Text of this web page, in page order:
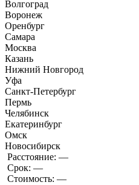
Волгоград
Воронеж
Оренбург
Самара
Москва
Казань
Нижний Новгород
Уфа
Санкт-Петербург
Пермь
Челябинск
Екатеринбург
Омск
Новосибирск
Расстояние: —
Срок: —
Стоимость: —